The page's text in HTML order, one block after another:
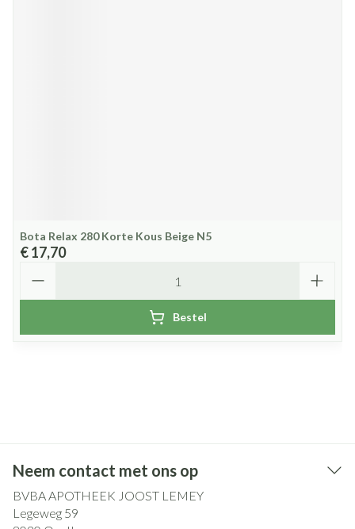
Bota Relax 280 Korte Kous Beige N5
€ 17,70
Bestel
Neem contact met ons op
BVBA APOTHEEK JOOST LEMEY
Legeweg 59